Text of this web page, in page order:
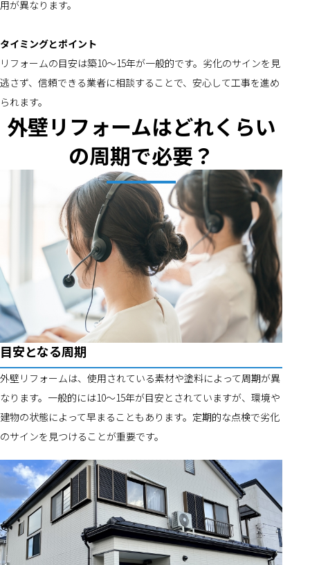
用が異なります。
タイミングとポイント
リフォームの目安は築10～15年が一般的です。劣化のサインを見
逃さず、信頼できる業者に相談することで、安心して工事を進め
られます。
外壁リフォームはどれくらい
の周期で必要？
目安となる周期
外壁リフォームは、使用されている素材や塗料によって周期が異
なります。一般的には10～15年が目安とされていますが、環境や
建物の状態によって早まることもあります。定期的な点検で劣化
のサインを見つけることが重要です。